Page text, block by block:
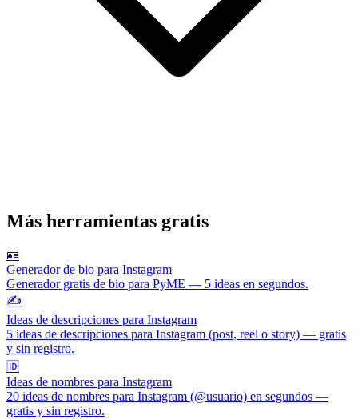
Más herramientas gratis
🪪
Generador de bio para Instagram
Generador gratis de bio para PyME — 5 ideas en segundos.
✍️
Ideas de descripciones para Instagram
5 ideas de descripciones para Instagram (post, reel o story) — gratis
y sin registro.
🆔
Ideas de nombres para Instagram
20 ideas de nombres para Instagram (@usuario) en segundos —
gratis y sin registro.